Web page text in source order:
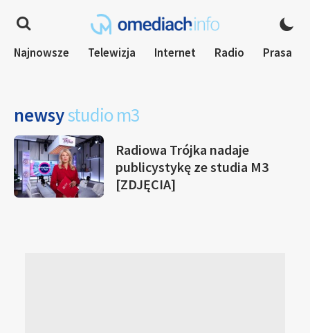
Najnowsze Telewizja Internet Radio Prasa
newsystudio m3
Radiowa Trójka nadaje
publicystykę ze studia M3
[ZDJĘCIA]